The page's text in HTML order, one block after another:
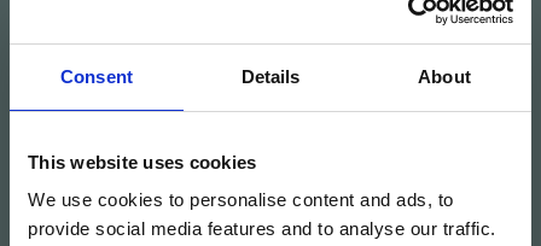
Consent Details About
This website uses cookies
We use cookies to personalise content and ads, to
provide social media features and to analyse our traffic.
estrictamente privado de los contenidos, totales o
parciales, del sitio web www.carpintek.es sin el
Propiedad intelectual del software